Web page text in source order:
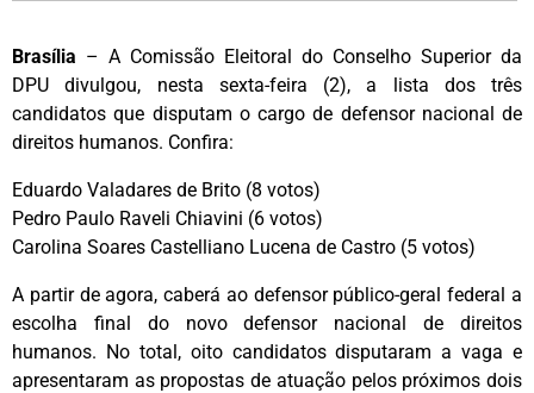
Brasília – A Comissão Eleitoral do Conselho Superior da
DPU divulgou, nesta sexta-feira (2), a lista dos três
candidatos que disputam o cargo de defensor nacional de
direitos humanos. Confira:
Eduardo Valadares de Brito (8 votos)
Pedro Paulo Raveli Chiavini (6 votos)
Carolina Soares Castelliano Lucena de Castro (5 votos)
A partir de agora, caberá ao defensor público-geral federal a
escolha final do novo defensor nacional de direitos
humanos. No total, oito candidatos disputaram a vaga e
apresentaram as propostas de atuação pelos próximos dois